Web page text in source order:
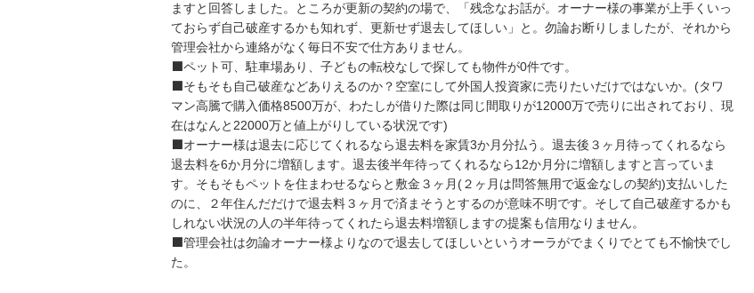
ますと回答しました。ところが更新の契約の場で、「残念なお話が。オーナー様の事業が上手くいっ
ておらず自己破産するかも知れず、更新せず退去してほしい」と。勿論お断りしましたが、それから
管理会社から連絡がなく毎日不安で仕方ありません。
⬛ペット可、駐車場あり、子どもの転校なしで探しても物件が0件です。
⬛そもそも自己破産などありえるのか？空室にして外国人投資家に売りたいだけではないか。(タワ
マン高騰で購入価格8500万が、わたしが借りた際は同じ間取りが12000万で売りに出されており、現
在はなんと22000万と値上がりしている状況です)
⬛オーナー様は退去に応じてくれるなら退去料を家賃3か月分払う。退去後３ヶ月待ってくれるなら
退去料を6か月分に増額します。退去後半年待ってくれるなら12か月分に増額しますと言っていま
す。そもそもペットを住まわせるならと敷金３ヶ月(２ヶ月は問答無用で返金なしの契約)支払いした
のに、２年住んだだけで退去料３ヶ月で済まそうとするのが意味不明です。そして自己破産するかも
しれない状況の人の半年待ってくれたら退去料増額しますの提案も信用なりません。
⬛管理会社は勿論オーナー様よりなので退去してほしいというオーラがでまくりでとても不愉快でし
た。